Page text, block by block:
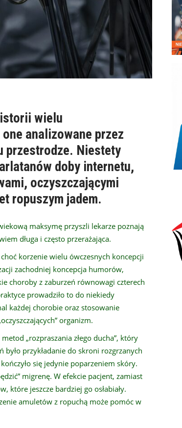
wielu
analizowane przez
przestrodze. Niestety
doby internetu,
oczyszczającymi
ropuszym jadem.
maksymę przyszli lekarze poznają
długa i często przerażająca.
korzenie wielu ówczesnych koncepcji
zachodniej koncepcja humorów,
choroby z zaburzeń równowagi czterech
prowadziło to do niekiedy
każdej chorobie oraz stosowanie
organizm.
„rozpraszania złego ducha”, który
było przykładanie do skroni rozgrzanych
się jedynie poparzeniem skóry.
migrenę. W efekcie pacjent, zamiast
które jeszcze bardziej go osłabiały.
amuletów z ropuchą może pomóc w